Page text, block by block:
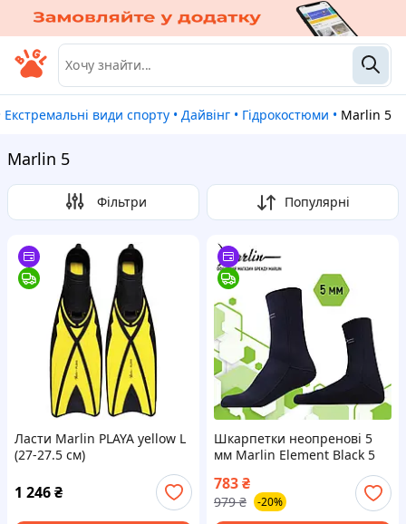
Екстремальні види спорту • Дайвінг • Гідрокостюми • Marlin 5
Marlin 5
Фільтри Популярні
Ласти Marlin PLAYA yellow L
(27-27.5 см)
1 246₴
Шкарпетки неопренові 5
мм Marlin Element Black 5
783₴
979 ₴ -20%